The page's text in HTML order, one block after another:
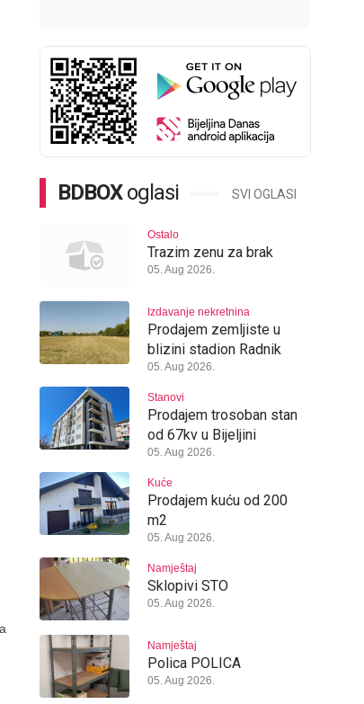
BDBOXoglasi SVI OGLASI
Ostalo
Trazim zenu za brak
05. Aug 2026.
Izdavanje nekretnina
Prodajem zemljiste u
blizini stadion Radnik
05. Aug 2026.
Stanovi
Prodajem trosoban stan
od 67kv u Bijeljini
05. Aug 2026.
Kuće
Prodajem kuću od 200
m2
05. Aug 2026.
Namještaj
Sklopivi STO
05. Aug 2026.
Namještaj
Polica POLICA
05. Aug 2026.